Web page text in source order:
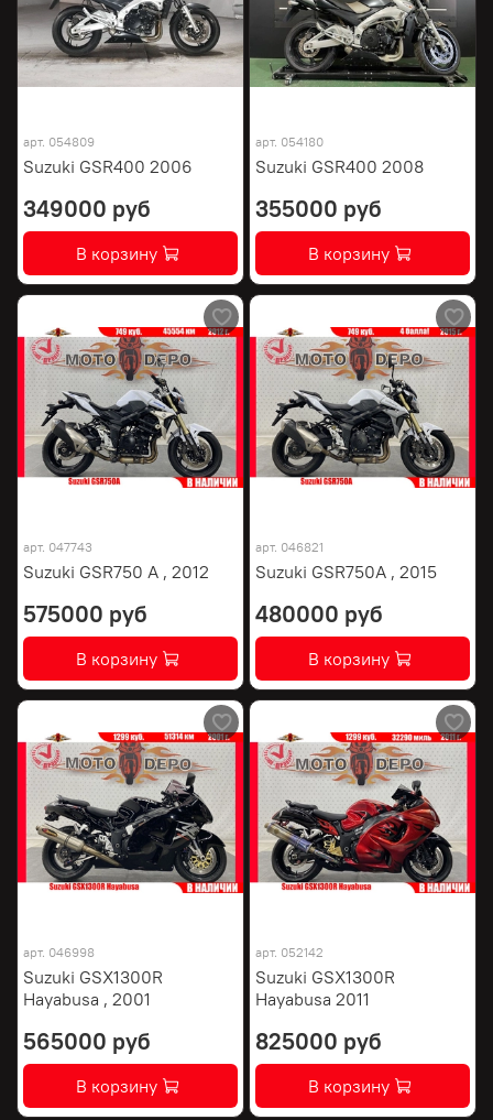
арт. 054809
Suzuki GSR400 2006
349000 руб
В корзину
арт. 054180
Suzuki GSR400 2008
355000 руб
В корзину
арт. 047743
Suzuki GSR750 A , 2012
575000 руб
В корзину
арт. 046821
Suzuki GSR750A , 2015
480000 руб
В корзину
арт. 046998
Suzuki GSX1300R
Hayabusa , 2001
565000 руб
В корзину
арт. 052142
Suzuki GSX1300R
Hayabusa 2011
825000 руб
В корзину